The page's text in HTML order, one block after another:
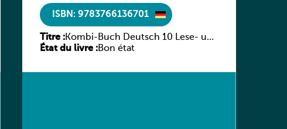
ISBN: 9783766136701
Titre :Kombi-Buch Deutsch 10 Lese- und
Sprachbuch
État du livre :Bon état